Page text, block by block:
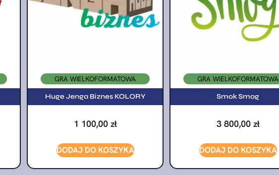
GRA WIELKOFORMATOWA
Huge Jenga Biznes KOLORY
1 100,00 zł
DODAJ DO KOSZYKA
GRA WIELKOFORMATOWA
Smok Smog
3 800,00 zł
DODAJ DO KOSZYKA